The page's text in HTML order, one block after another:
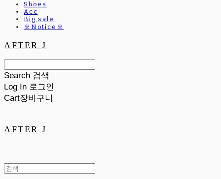
Shoes
Acc
Big sale
※Notice※
AFTER J
Search 검색
Log In 로그인
Cart장바구니
AFTER J